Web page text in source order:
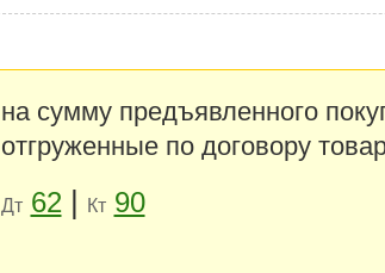
на сумму предъявленного
отгруженные по договору
Дт 62| Кт 90